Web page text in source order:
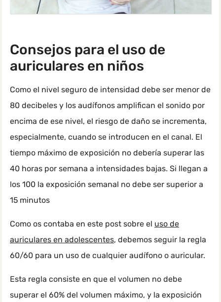
Consejos para el uso de
auriculares en niños
Como el nivel seguro de intensidad debe ser menor de
80 decibeles y los audífonos amplifican el sonido por
encima de ese nivel, el riesgo de daño se incrementa,
especialmente, cuando se introducen en el canal. El
tiempo máximo de exposición no debería superar las
40 horas por semana a intensidades bajas. Si llegan a
los 100 la exposición semanal no debe ser superior a
15 minutos
Como os contaba en este post sobre el uso de
auriculares en adolescentes, debemos seguir la regla
60/60 para un uso de cualquier audífono o auricular.
Esta regla consiste en que el volumen no debe
superar el 60% del volumen máximo, y la exposición